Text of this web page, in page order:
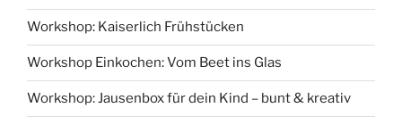
Workshop: Kaiserlich Frühstücken
Workshop Einkochen: Vom Beet ins Glas
Workshop: Jausenbox für dein Kind – bunt & kreativ